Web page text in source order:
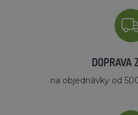
DOPRAVA
na objednávky od